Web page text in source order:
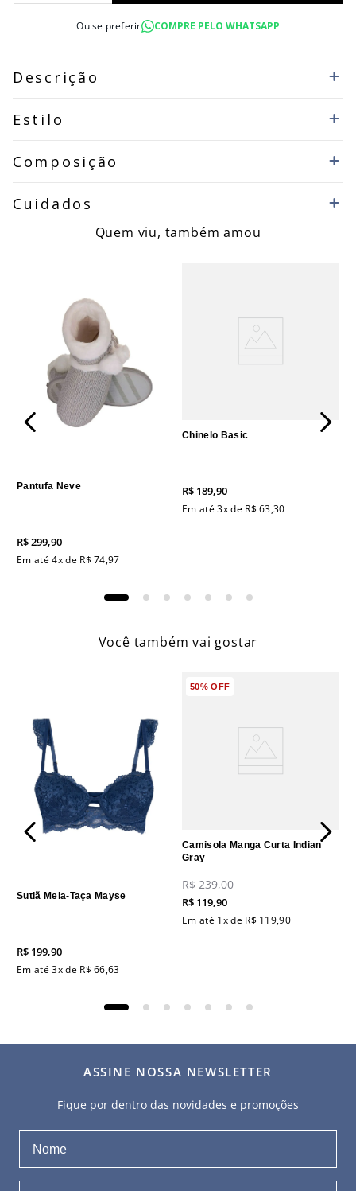
Ou se preferir COMPRE PELO WHATSAPP
Descrição
Estilo
Composição
Cuidados
Quem viu, também amou
Pantufa Neve
R$299,90
Em até4x de R$ 74,97
Chinelo Basic
R$ 189,90
Em até3x de R$ 63,30
Você também vai gostar
Sutiã Meia-Taça Mayse
R$ 199,90
Em até3x de R$ 66,63
50%OFF
Camisola Manga Curta Indian
Gray
R$ 239,00
R$ 119,90
Em até 1x de R$ 119,90
ASSINE NOSSA NEWSLETTER
Fique por dentro das novidades e promoções